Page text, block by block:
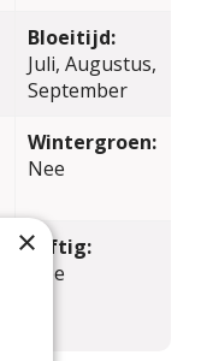
Bloeitijd:
Juli, Augustus,
September
Wintergroen:
Nee
Giftig:
Nee
×